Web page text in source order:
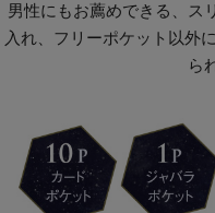
男性にもお薦めできる、ス
入れ、フリーポケット以外
ら